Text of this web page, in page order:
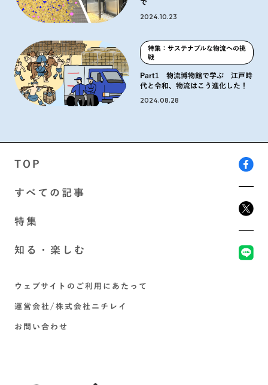
で
2024.10.23
特集：サステナブルな物流への挑
戦
Part1 物流博物館で学ぶ 江戸時
代と令和、物流はこう進化した！
2024.08.28
TOP
すべての記事
特集
知る・楽しむ
ウェブサイトのご利用にあたって
運営会社/株式会社ニチレイ
お問い合わせ